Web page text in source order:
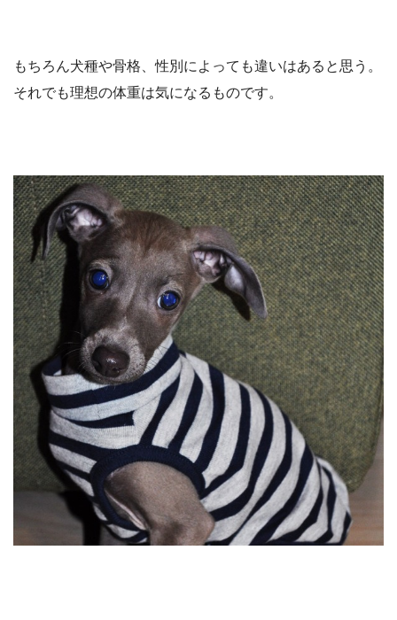
もちろん犬種や骨格、性別によっても違いはあると思う。
それでも理想の体重は気になるものです。